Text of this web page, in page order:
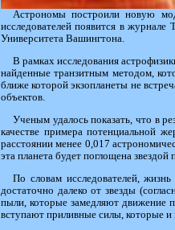
Астрономы построили новую
исследователей появится в
Университета Вашингтона.
В рамках исследования
найденные транзитным методом,
ближе которой экзопланеты не
объектов.
Ученым удалось показать, что в
качестве примера потенциальной
расстоянии менее 0,017
эта планета будет поглощена
По словам исследователей,
достаточно далеко от звезды
пыли, которые замедляют движение
вступают приливные силы, которые и